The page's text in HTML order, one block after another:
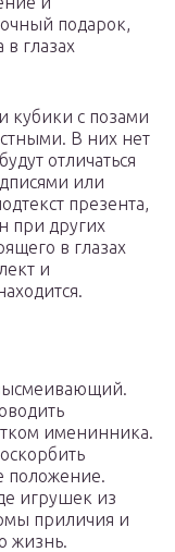
подарок,
глазах
кубики с позами
В них нет
отличаться
или
презента,
при других
в глазах
и
именинника.
положение.
игрушек из
приличия и
жизнь.